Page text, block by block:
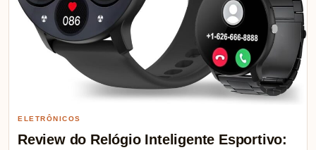
ELETRÔNICOS
Review do Relógio Inteligente Esportivo: